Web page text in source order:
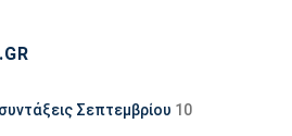
Σεπτεμβρίου 10